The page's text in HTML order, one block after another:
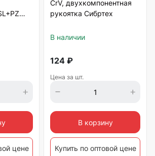
цене
CrV, двухкомпонентная
рукоятка Сибртех
В наличии
124 ₽
Цена за шт.
В корзину
Купить по оптовой цене